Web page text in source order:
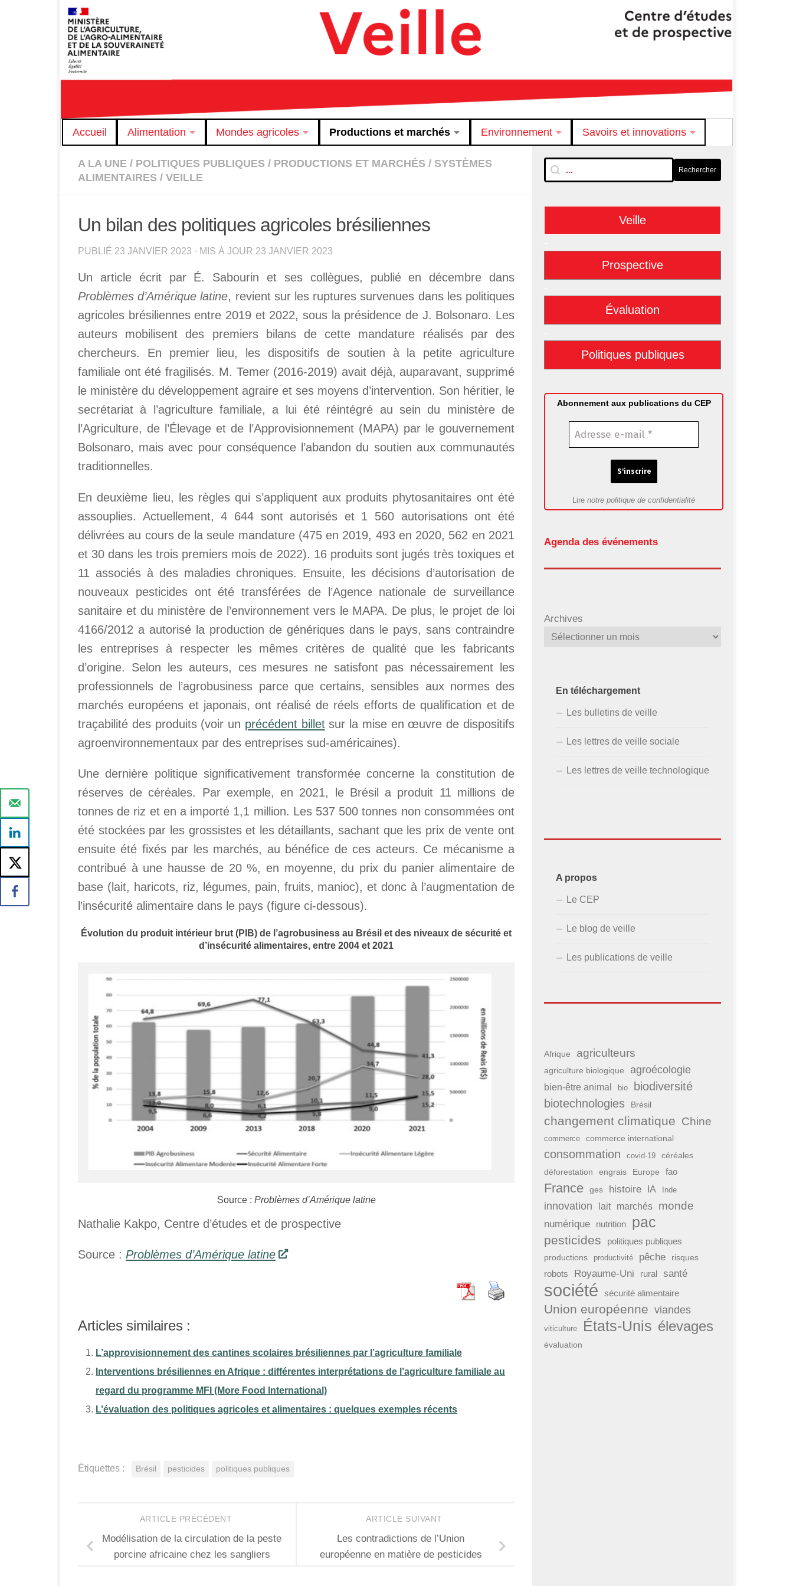
Skip to content
Accueil Alimentation Mondes agricoles Productions et marchés Environnement Savoirs et innovations
A LA UNE / POLITIQUES PUBLIQUES / PRODUCTIONS ET MARCHÉS / SYSTÈMES
ALIMENTAIRES / VEILLE
Un bilan des politiques agricoles brésiliennes
PUBLIÉ 23 JANVIER 2023 · MIS À JOUR 23 JANVIER 2023
Un article écrit par É. Sabourin et ses collègues, publié en décembre dans
Problèmes d’Amérique latine, revient sur les ruptures survenues dans les politiques
agricoles brésiliennes entre 2019 et 2022, sous la présidence de J. Bolsonaro. Les
auteurs mobilisent des premiers bilans de cette mandature réalisés par des
chercheurs. En premier lieu, les dispositifs de soutien à la petite agriculture
familiale ont été fragilisés. M. Temer (2016-2019) avait déjà, auparavant, supprimé
le ministère du développement agraire et ses moyens d’intervention. Son héritier, le
secrétariat à l’agriculture familiale, a lui été réintégré au sein du ministère de
l’Agriculture, de l’Élevage et de l’Approvisionnement (MAPA) par le gouvernement
Bolsonaro, mais avec pour conséquence l’abandon du soutien aux communautés
traditionnelles.
En deuxième lieu, les règles qui s’appliquent aux produits phytosanitaires ont été
assouplies. Actuellement, 4 644 sont autorisés et 1 560 autorisations ont été
délivrées au cours de la seule mandature (475 en 2019, 493 en 2020, 562 en 2021
et 30 dans les trois premiers mois de 2022). 16 produits sont jugés très toxiques et
11 associés à des maladies chroniques. Ensuite, les décisions d’autorisation de
nouveaux pesticides ont été transférées de l’Agence nationale de surveillance
sanitaire et du ministère de l’environnement vers le MAPA. De plus, le projet de loi
4166/2012 a autorisé la production de génériques dans le pays, sans contraindre
les entreprises à respecter les mêmes critères de qualité que les fabricants
d’origine. Selon les auteurs, ces mesures ne satisfont pas nécessairement les
professionnels de l’agrobusiness parce que certains, sensibles aux normes des
marchés européens et japonais, ont réalisé de réels efforts de qualification et de
traçabilité des produits (voir un précédent billetsur la mise en œuvre de dispositifs
agroenvironnementaux par des entreprises sud-américaines).
Une dernière politique significativement transformée concerne la constitution de
réserves de céréales. Par exemple, en 2021, le Brésil a produit 11 millions de
tonnes de riz et en a importé 1,1 million. Les 537 500 tonnes non consommées ont
été stockées par les grossistes et les détaillants, sachant que les prix de vente ont
ensuite été fixés par les marchés, au bénéfice de ces acteurs. Ce mécanisme a
contribué à une hausse de 20 %, en moyenne, du prix du panier alimentaire de
base (lait, haricots, riz, légumes, pain, fruits, manioc), et donc à l’augmentation de
l’insécurité alimentaire dans le pays (figure ci-dessous).
Évolution du produit intérieur brut (PIB) de l’agrobusiness au Brésil et des niveaux de sécurité et
d’insécurité alimentaires, entre 2004 et 2021
Source : Problèmes d’Amérique latine
Nathalie Kakpo, Centre d’études et de prospective
Source : Problèmes d’Amérique latine
Articles similaires :
L’approvisionnement des cantines scolaires brésiliennes par l’agriculture familiale
Interventions brésiliennes en Afrique : différentes interprétations de l’agriculture familiale au
regard du programme MFI (More Food International)
L’évaluation des politiques agricoles et alimentaires : quelques exemples récents
Étiquettes : Brésil pesticides politiques publiques
ARTICLE SUIVANT
Les contradictions de l’Union
européenne en matière de pesticides
ARTICLE PRÉCÉDENT
Modélisation de la circulation de la peste
porcine africaine chez les sangliers
RechTextuelle-BarreLat
Rechercher Rechercher
Veille
Prospective
Évaluation
Politiques publiques
Abonnement aux publications du CEP
Lire notre politique de confidentialité
Agenda des événements
Archives
En téléchargement
Les bulletins de veille
Les lettres de veille sociale
Les lettres de veille technologique
A propos
Le CEP
Le blog de veille
Les publications de veille
Afrique agriculteurs
agriculture biologique agroécologie
bien-être animal bio
biodiversité
biotechnologies
Brésil
changement climatique Chine
commerce commerce international
consommation covid-19 céréales
déforestation engrais Europe fao
France ges histoire IA Inde
innovation lait marchés monde
numérique nutrition pac
pesticides politiques publiques
productions productivité pêche
risques
robots
Royaume-Uni rural santé
société sécurité alimentaire
Union européenne viandes
viticulture États-Unis élevages
évaluation